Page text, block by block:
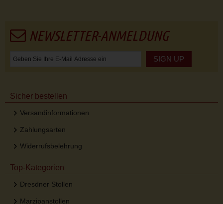
NEWSLETTER-ANMELDUNG
SIGN UP
Sicher bestellen
Versandinformationen
Zahlungsarten
Widerrufsbelehrung
Top-Kategorien
Dresdner Stollen
Marzipanstollen